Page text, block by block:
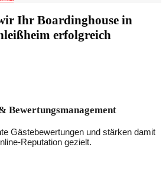
Ihr Boardinghouse in
erfolgreich
Bewertungsmanagement
Gästebewertungen und stärken damit
Reputation gezielt.